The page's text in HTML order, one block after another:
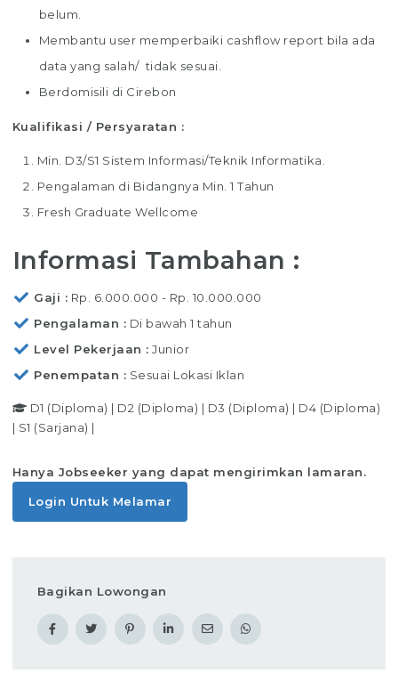
belum.
Membantu user memperbaiki cashflow report bila ada
data yang salah/ tidak sesuai.
Berdomisili di Cirebon
Kualifikasi / Persyaratan :
Min. D3/S1 Sistem Informasi/Teknik Informatika.
Pengalaman di Bidangnya Min. 1 Tahun
Fresh Graduate Wellcome
Informasi Tambahan :
Gaji
Rp. 6.000.000 - Rp. 10.000.000
Pengalaman
Di bawah 1 tahun
Level Pekerjaan
Junior
Penempatan
Sesuai Lokasi Iklan
D1 (Diploma) | D2 (Diploma) | D3 (Diploma) | D4 (Diploma)
| S1 (Sarjana) |
Hanya Jobseeker yang dapat mengirimkan lamaran.
Login Untuk Melamar
Bagikan Lowongan